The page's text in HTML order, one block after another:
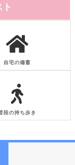
自宅の備蓄
段の持ち歩き